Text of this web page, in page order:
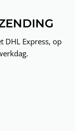
DHL Express, op